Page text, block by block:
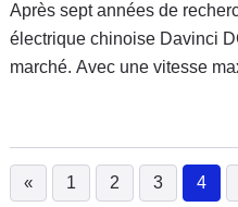
Après sept années de
électrique chinoise Davinci
marché. Avec une vitesse
« 1 2 3 4